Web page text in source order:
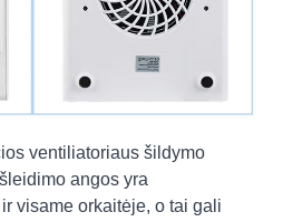
ventiliatoriaus šildymo
angos yra
visame orkaitėje, o tai gali